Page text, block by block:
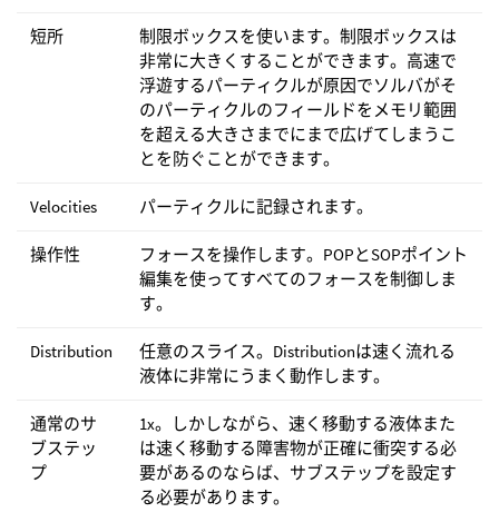
短所
制限ボックスを使います。制限ボックスは
非常に大きくすることができます。高速で
浮遊するパーティクルが原因でソルバがそ
のパーティクルのフィールドをメモリ範囲
を超える大きさまでにまで広げてしまうこ
とを防ぐことができます。
Velocities パーティクルに記録されます。
操作性
フォースを操作します。POPとSOPポイント
編集を使ってすべてのフォースを制御しま
す。
Distribution
任意のスライス。Distributionは速く流れる
液体に非常にうまく動作します。
通常のサ
ブステッ
プ
1x。しかしながら、速く移動する液体また
は速く移動する障害物が正確に衝突する必
要があるのならば、サブステップを設定す
る必要があります。